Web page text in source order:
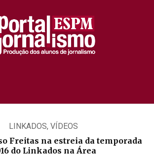
LINKADOS, VÍDEOS
Freitas na estreia da temporada
do Linkados na Área